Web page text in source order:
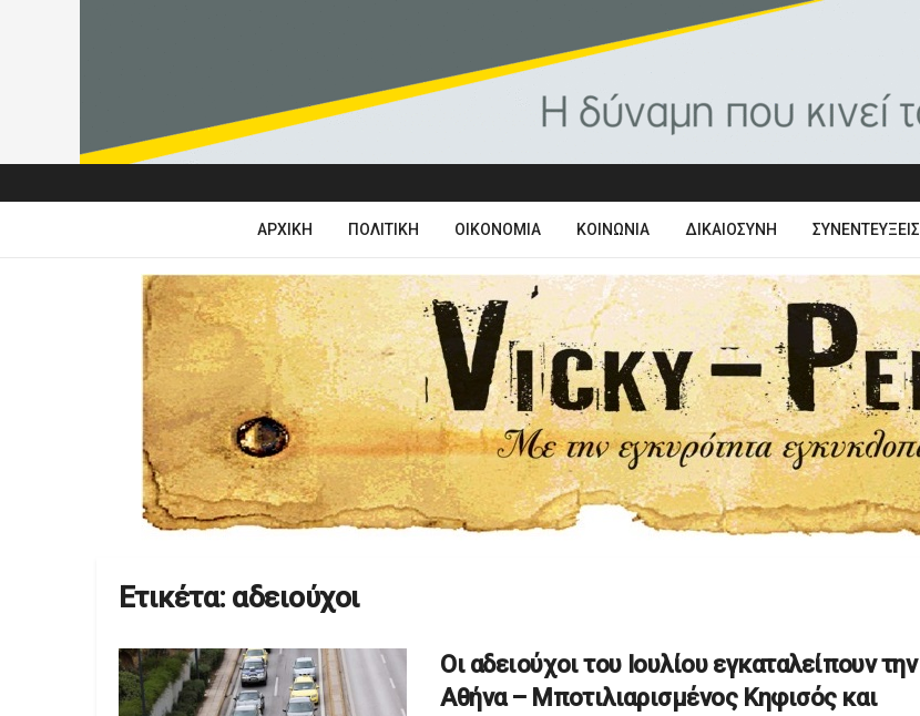
ΑΡΧΙΚΉ ΠΟΛΙΤΙΚΉ ΟΙΚΟΝΟΜΊΑ ΚΟΙΝΩΝΊΑ ΔΙΚΑΙΟΣΎΝΗ ΣΥΝΕΝΤΕΎΞΕΙΣ
Ετικέτα: αδειούχοι
Οι αδειούχοι του Ιουλίου εγκαταλείπουν την
Αθήνα – Μποτιλιαρισμένος Κηφισός και